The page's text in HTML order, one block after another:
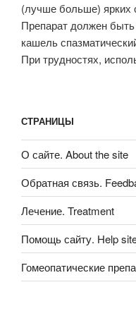
(лучше больше) ярких
Препарат должен
кашель
При трудностях,
СТРАНИЦЫ
О сайте. About the site
Обратная связь.
Лечение. Treatment
Помощь сайту. Help
Гомеопатические